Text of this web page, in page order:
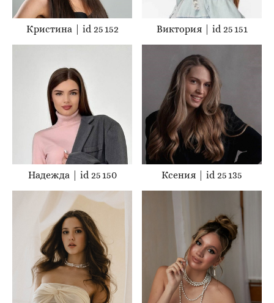
Кристина | id 25 152 Виктория | id 25 151
Надежда | id 25 150 Ксения | id 25 135